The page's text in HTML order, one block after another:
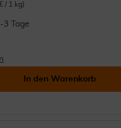
/ 1 kg)
3 Tage
In den Warenkorb